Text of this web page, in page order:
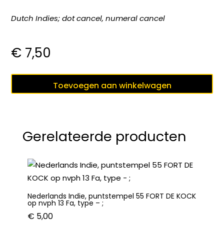
Dutch Indies; dot cancel, numeral cancel
€ 7,50
Indie
Toevoegen aan winkelwagen
Gerelateerde producten
Nederlands Indie, puntstempel 55 FORT DE KOCK
op nvph 13 Fa, type – ;
€ 5,00